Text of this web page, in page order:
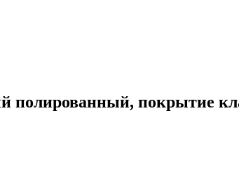
полированный, покрытие